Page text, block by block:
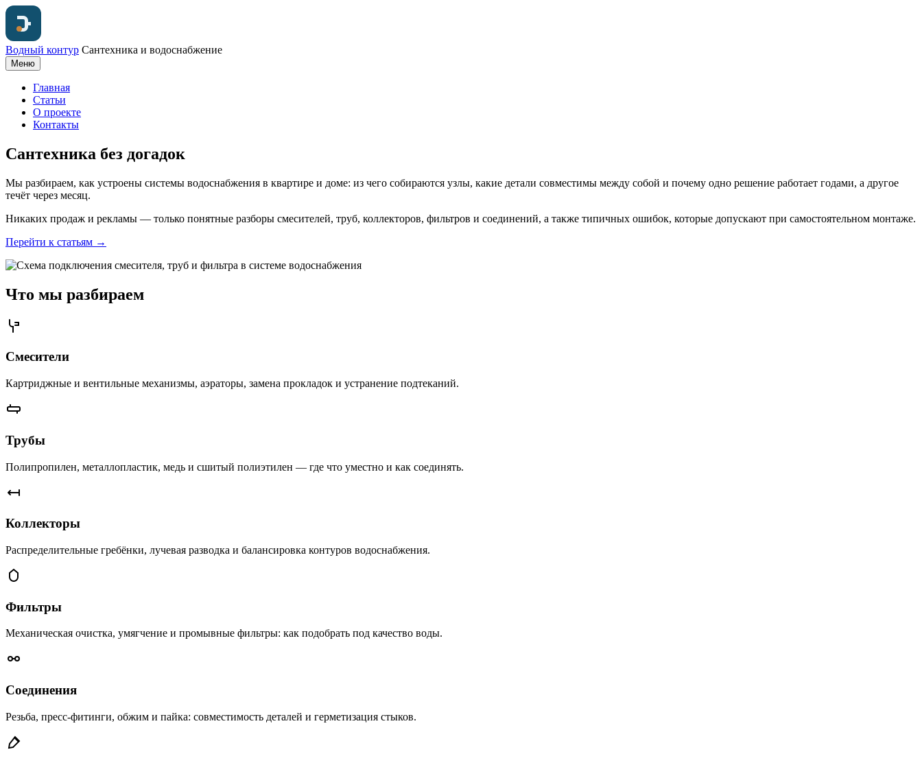
Водный контур Сантехника и водоснабжение
Меню
Главная
Статьи
О проекте
Контакты
Сантехника без догадок
Мы разбираем, как устроены системы водоснабжения в квартире и доме: из чего собираются узлы, какие детали совместимы между собой и почему одно решение работает годами, а другое
течёт через месяц.
Никаких продаж и рекламы — только понятные разборы смесителей, труб, коллекторов, фильтров и соединений, а также типичных ошибок, которые допускают при самостоятельном монтаже.
Перейти к статьям →
Что мы разбираем
Смесители
Картриджные и вентильные механизмы, аэраторы, замена прокладок и устранение подтеканий.
Трубы
Полипропилен, металлопластик, медь и сшитый полиэтилен — где что уместно и как соединять.
Коллекторы
Распределительные гребёнки, лучевая разводка и балансировка контуров водоснабжения.
Фильтры
Механическая очистка, умягчение и промывные фильтры: как подобрать под качество воды.
Соединения
Резьба, пресс-фитинги, обжим и пайка: совместимость деталей и герметизация стыков.